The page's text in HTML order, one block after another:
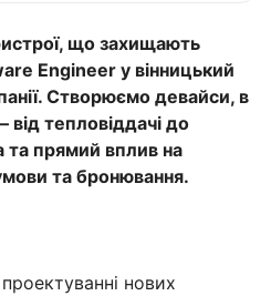
що захищають
Engineer у вінницький
Створюємо девайси, в
тепловіддачі до
та прямий вплив на
та бронювання.
нових